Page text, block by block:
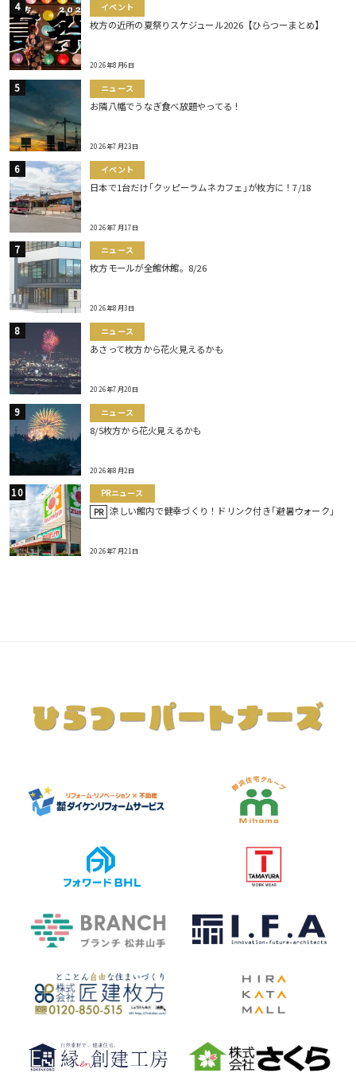
イベント
枚方の近所の夏祭りスケジュール2026【ひらつーまとめ】
2026年8月6日
ニュース
お隣八幡でうなぎ食べ放題やってる！
2026年7月23日
イベント
日本で1台だけ｢クッピーラムネカフェ｣が枚方に！7/18
2026年7月17日
ニュース
枚方モールが全館休館。8/26
2026年8月3日
ニュース
あさって枚方から花火見えるかも
2026年7月20日
ニュース
8/5枚方から花火見えるかも
2026年8月2日
PRニュース
PR 涼しい館内で健幸づくり！ドリンク付き｢避暑ウォーク｣
2026年7月21日